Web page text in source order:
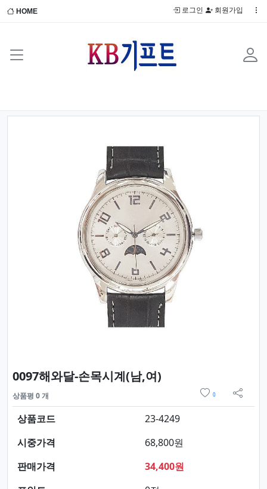
HOME 로그인 회원가입
0097해와달-손목시계(남,여)
상품평 0 개 0
sns 공
상품코드
23-4249
시중가격
68,800원
판매가격
34,400원